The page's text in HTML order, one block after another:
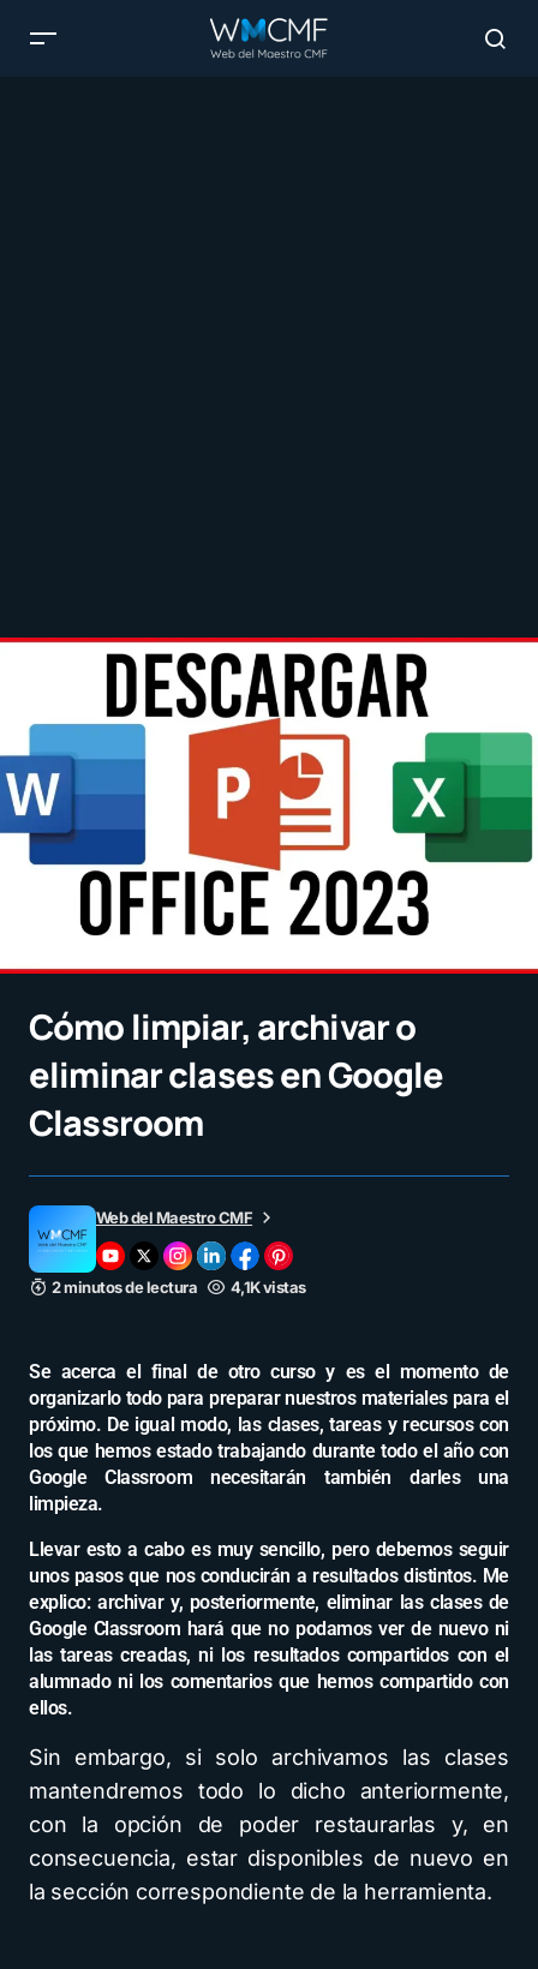
Cómo limpiar, archivar o
eliminar clases en Google
Classroom
Web del Maestro CMF
2 minutos de lectura 4,1K vistas
Se acerca el final de otro curso y es el momento de
organizarlo todo para preparar nuestros materiales para el
próximo. De igual modo, las clases, tareas y recursos con
los que hemos estado trabajando durante todo el año con
Google Classroom necesitarán también darles una
limpieza.
Llevar esto a cabo es muy sencillo, pero debemos seguir
unos pasos que nos conducirán a resultados distintos. Me
explico: archivar y, posteriormente, eliminar las clases de
Google Classroom hará que no podamos ver de nuevo ni
las tareas creadas, ni los resultados compartidos con el
alumnado ni los comentarios que hemos compartido con
ellos.
Sin embargo, si solo archivamos las clases
mantendremos todo lo dicho anteriormente,
con la opción de poder restaurarlas y, en
consecuencia, estar disponibles de nuevo en
la sección correspondiente de la herramienta.